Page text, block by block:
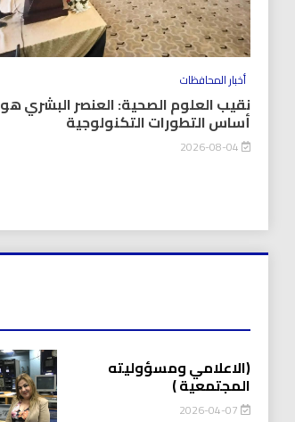
أخبار المحافظات
نقيب العلوم الصحية: العنصر البشري هو
أساس التطورات التكنولوجية
(الاعلامي ومسؤوليته
المجتمعية )
2026-04-07